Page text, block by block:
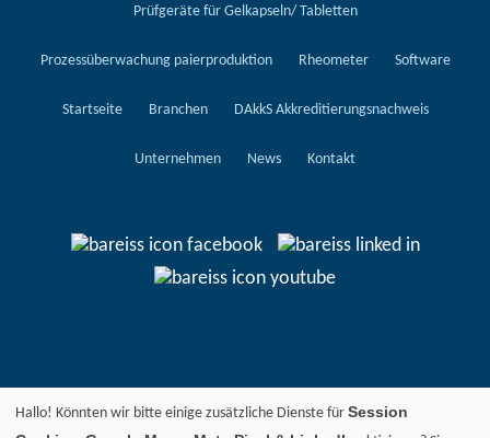
Prüfgeräte für Gelkapseln/ Tabletten
Prozessüberwachung paierproduktion Rheometer Software
Startseite Branchen DAkkS Akkreditierungsnachweis
Unternehmen News Kontakt
Hallo! Könnten wir bitte einige zusätzliche Dienste für Session